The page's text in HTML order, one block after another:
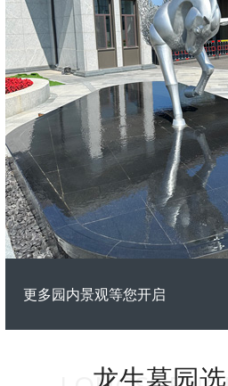
更多园内景观等您开启
龙生墓园